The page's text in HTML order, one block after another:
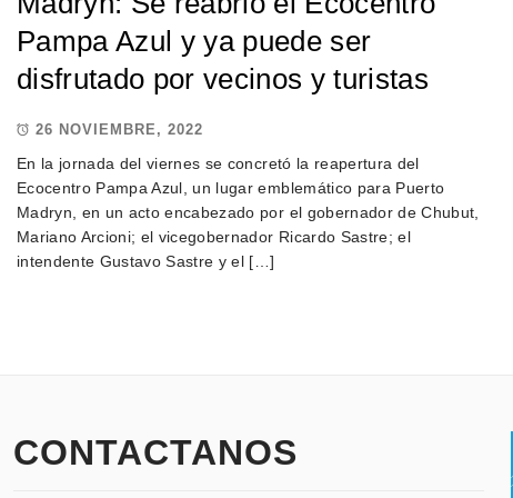
Pampa Azul y ya puede ser
disfrutado por vecinos y turistas
26 NOVIEMBRE, 2022
En la jornada del viernes se concretó la reapertura del
Ecocentro Pampa Azul, un lugar emblemático para Puerto
Madryn, en un acto encabezado por el gobernador de Chubut,
Mariano Arcioni; el vicegobernador Ricardo Sastre; el
intendente Gustavo Sastre y el […]
CONTACTANOS